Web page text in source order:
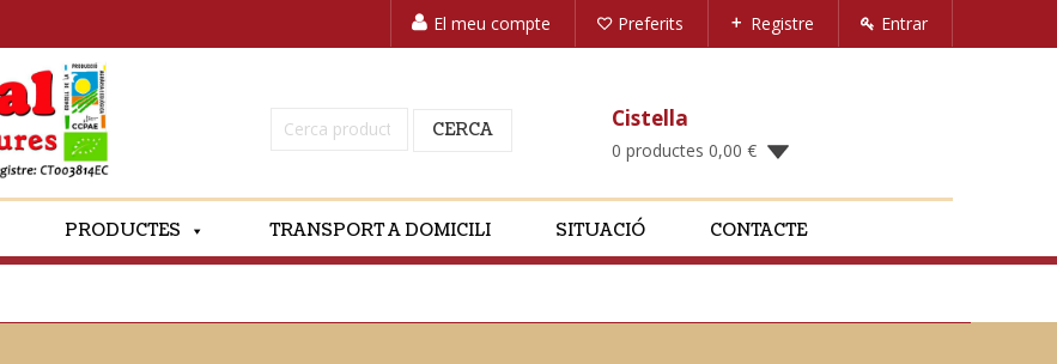
El meu compte Preferits Registre Entrar
Cerca: CERCA Cistella
0 productes 0,00 €
PRODUCTES TRANSPORT A DOMICILI SITUACIÓ CONTACTE